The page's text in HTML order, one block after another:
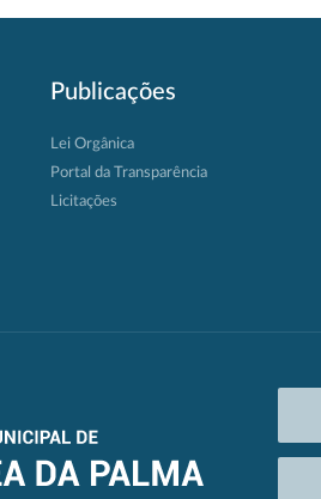
Publicações
Lei Orgânica
Portal da Transparência
Licitações